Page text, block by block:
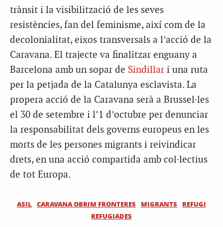
trànsit i la visibilització de les seves
resistències, fan del feminisme, així com de la
decolonialitat, eixos transversals a l’acció de la
Caravana. El trajecte va finalitzar enguany a
Barcelona amb un sopar de Sindillar i una ruta
per la petjada de la Catalunya esclavista. La
propera acció de la Caravana serà a Brussel·les
el 30 de setembre i l’1 d’octubre per denunciar
la responsabilitat dels governs europeus en les
morts de les persones migrants i reivindicar
drets, en una acció compartida amb col·lectius
de tot Europa.
ASIL CARAVANA OBRIM FRONTERES MIGRANTS
REFUGI
REFUGIADES